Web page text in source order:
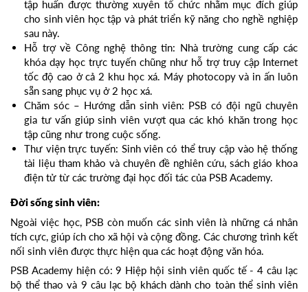
tập huấn được thường xuyên tổ chức nhằm mục đích giúp
cho sinh viên học tập và phát triển kỹ năng cho nghề nghiệp
sau này.
Hỗ trợ về Công nghệ thông tin: Nhà trường cung cấp các
khóa dạy học trực tuyến chũng như hỗ trợ truy cập Internet
tốc độ cao ở cả 2 khu học xá. Máy photocopy và in ấn luôn
sẵn sang phục vụ ở 2 học xá.
Chăm sóc – Hướng dẫn sinh viên: PSB có đội ngũ chuyên
gia tư vấn giúp sinh viên vượt qua các khó khăn trong học
tập cũng như trong cuộc sống.
Thư viện trực tuyến: Sinh viên có thể truy cập vào hệ thống
tài liệu tham khảo và chuyên đề nghiên cứu, sách giáo khoa
điện tử từ các trường đại học đối tác của PSB Academy.
Đời sống sinh viên:
Ngoài việc học, PSB còn muốn các sinh viên là những cá nhân
tích cực, giúp ích cho xã hội và cộng đồng. Các chương trình kết
nối sinh viên được thực hiện qua các hoạt động văn hóa.
PSB Academy hiện có: 9 Hiệp hội sinh viên quốc tế - 4 câu lạc
bộ thể thao và 9 câu lạc bộ khách dành cho toàn thể sinh viên